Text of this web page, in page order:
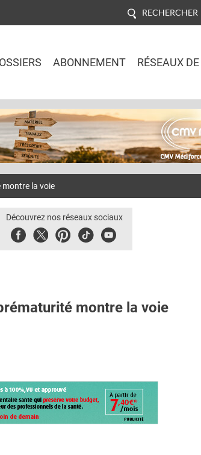
RECHERCHER
ABONNEMENT RÉSEAUX
montre la voie
Découvrez nos réseaux sociaux
FacebookTwitterPinterest
TiktokYoubute
montre la voie